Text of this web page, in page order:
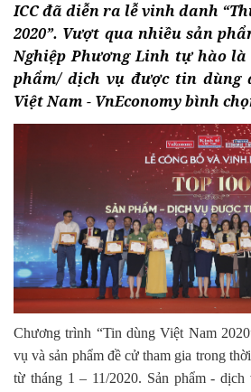
ICC đã diễn ra lễ vinh danh
2020”. Vượt qua nhiều sản
Nghiệp Phương Linh tự hào
phẩm/ dịch vụ được tin dùng
Việt Nam - VnEconomy bình
Chương trình “Tin dùng Việt Nam
vụ và sản phẩm đề cử tham gia trong
từ tháng 1 – 11/2020. Sản phẩm -